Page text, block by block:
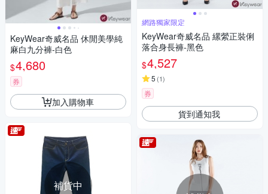
KeyWear奇威名品 休閒美學純
麻白九分褲-白色
$4,680
券
加入購物車
補貨中
網路獨家限定
KeyWear奇威名品 縲縈正裝俐
落合身長褲-黑色
$4,527
5 (1)
券
貨到通知我